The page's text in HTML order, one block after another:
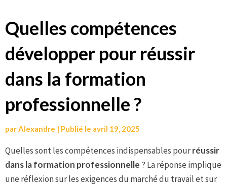
Aller
au
contenu
Quelles compétences
développer pour réussir
dans la formation
professionnelle ?
parAlexandre | Publié le avril 19, 2025
Quelles sont les compétences indispensables pourréussir
dans la formation professionnelle ? La réponse implique
une réflexion sur les exigences du marché du travail et sur